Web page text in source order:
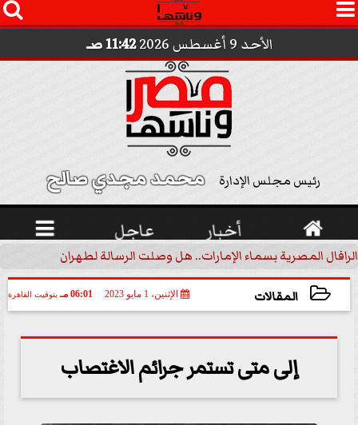
 
الأحد 9 أغسطس 2026 11:42 صـ
رئيس مجلس الإدارة محمد مجدي صالح
 أخبار عاجل 
الرافال المصرية بسماء الإمارات.. هل وصلت الرسالة لطهران؟..
المقالات الإثنين، 1 مايو 2023 06:01 مـ بتوقيت القاهرة
إلى متى تستمر جرائم الاغتصاب